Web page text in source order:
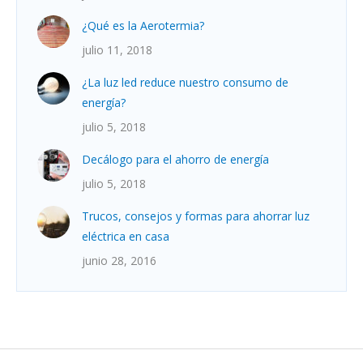
¿Qué es la Aerotermia?
julio 11, 2018
¿La luz led reduce nuestro consumo de
energía?
julio 5, 2018
Decálogo para el ahorro de energía
julio 5, 2018
Trucos, consejos y formas para ahorrar luz
eléctrica en casa
junio 28, 2016